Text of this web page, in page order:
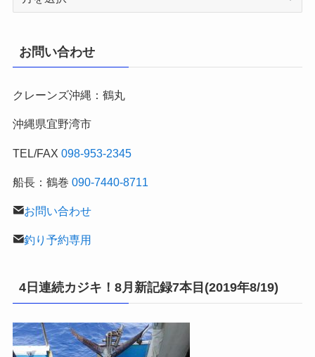
月
別
釣
記
お問い合わせ
クレーンズ沖縄：鶴丸
沖縄県宜野湾市
TEL/FAX 098-953-2345
船長：鶴巻 090-7440-8711
お問い合わせ
釣り予約専用
4日連続カジキ！8月新記録7本目(2019年8/19)